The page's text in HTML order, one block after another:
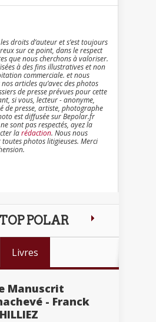
droits d’auteur et s’est toujours
sur ce point, dans le respect
que nous cherchons à valoriser.
à des fins illustratives et non
commerciale. et nous
articles qu’avec des photos
de presse prévues pour cette
si vous, lecteur - anonyme,
de presse, artiste, photographe
est diffusée sur Bepolar.fr
sont pas respectés, ayez la
larédaction. Nous nous
photos litigieuses. Merci
POLAR
Livres
Manuscrit
- Franck